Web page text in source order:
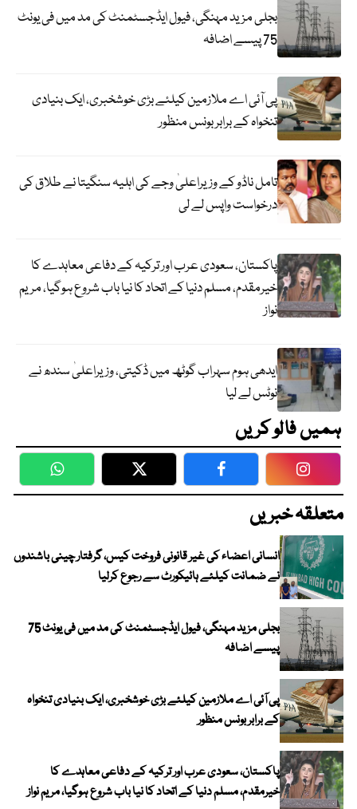
بجلی مزید مہنگی، فیول ایڈجسٹمنٹ کی مد میں فی یونٹ
75 پیسے اضافہ
پی آئی اے ملازمین کیلئے بڑی خوشخبری، ایک بنیادی
تنخواہ کے برابر بونس منظور
تامل ناڈو کے وزیراعلیٰ وجے کی اہلیہ سنگیتا نے طلاق کی
درخواست واپس لے لی
پاکستان، سعودی عرب اور ترکیہ کے دفاعی معاہدے کا
خیرمقدم، مسلم دنیا کے اتحاد کا نیا باب شروع ہوگیا، مریم
نواز
ایدھی ہوم سہراب گوٹھ میں ڈکیتی، وزیراعلیٰ سندھ نے
نوٹس لے لیا
ہمیں فالو کریں
WhatsApp Twitter Facebook
متعلقہ خبریں
انسانی اعضاء کی غیر قانونی فروخت کیس، گرفتار چینی باشندوں
نے ضمانت کیلئے ہائیکورٹ سے رجوع کرلیا
بجلی مزید مہنگی، فیول ایڈجسٹمنٹ کی مد میں فی یونٹ 75
پیسے اضافہ
پی آئی اے ملازمین کیلئے بڑی خوشخبری، ایک بنیادی تنخواہ
کے برابر بونس منظور
پاکستان، سعودی عرب اور ترکیہ کے دفاعی معاہدے کا
خیرمقدم، مسلم دنیا کے اتحاد کا نیا باب شروع ہوگیا، مریم نواز